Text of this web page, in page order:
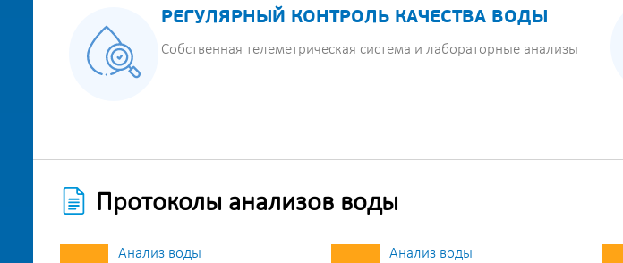
РЕГУЛЯРНЫЙ КОНТРОЛЬ КАЧЕСТВА ВОДЫ
Собственная телеметрическая система и лабораторные анализы
Протоколы анализов воды
Анализ воды Анализ воды